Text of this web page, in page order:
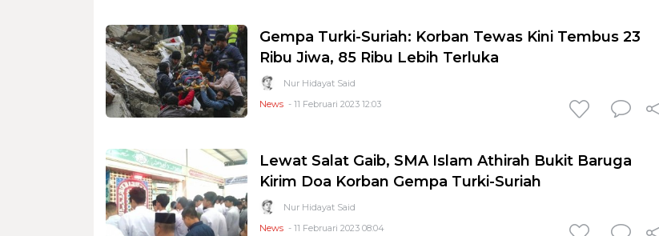
Gempa Turki-Suriah: Korban Tewas Kini Tembus 23
Ribu Jiwa, 85 Ribu Lebih Terluka
Nur Hidayat Said
News - 11 Februari 2023 12:03
Lewat Salat Gaib, SMA Islam Athirah Bukit Baruga
Kirim Doa Korban Gempa Turki-Suriah
Nur Hidayat Said
News - 11 Februari 2023 08:04